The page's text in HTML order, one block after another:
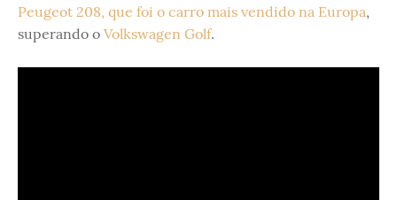
Peugeot 208, que foi o carro mais vendido na Europa,
superando o Volkswagen Golf.